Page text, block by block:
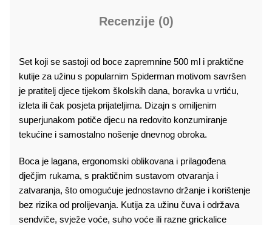
Recenzije (0)
Set koji se sastoji od boce zapremnine 500 ml i praktične
kutije za užinu s popularnim Spiderman motivom savršen
je pratitelj djece tijekom školskih dana, boravka u vrtiću,
izleta ili čak posjeta prijateljima. Dizajn s omiljenim
superjunakom potiče djecu na redovito konzumiranje
tekućine i samostalno nošenje dnevnog obroka.
Boca je lagana, ergonomski oblikovana i prilagođena
dječjim rukama, s praktičnim sustavom otvaranja i
zatvaranja, što omogućuje jednostavno držanje i korištenje
bez rizika od prolijevanja. Kutija za užinu čuva i održava
sendviče, svježe voće, suho voće ili razne grickalice